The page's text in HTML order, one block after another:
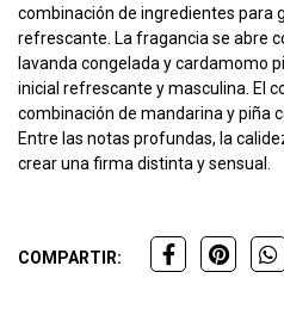
combinación de ingredientes para
refrescante. La fragancia se abre
lavanda congelada y cardamomo
inicial refrescante y masculina. El
combinación de mandarina y piña
Entre las notas profundas, la
crear una firma distinta y sensual.
COMPARTIR: